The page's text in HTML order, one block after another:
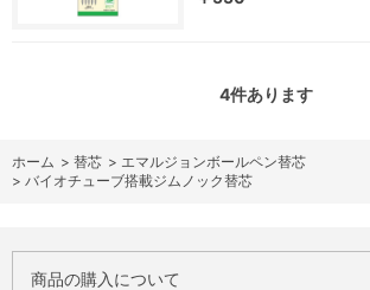
4件あります
ホーム > 替芯 > エマルジョンボールペン替芯
> バイオチューブ搭載ジムノック替芯
商品の購入について